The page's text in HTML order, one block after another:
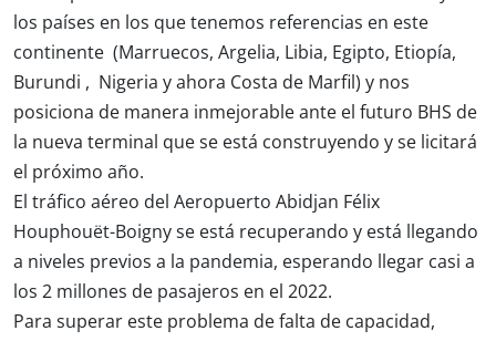
los países en los que tenemos referencias en este
continente (Marruecos, Argelia, Libia, Egipto, Etiopía,
Burundi , Nigeria y ahora Costa de Marfil) y nos
posiciona de manera inmejorable ante el futuro BHS de
la nueva terminal que se está construyendo y se licitará
el próximo año.
El tráfico aéreo del Aeropuerto Abidjan Félix
Houphouët-Boigny se está recuperando y está llegando
a niveles previos a la pandemia, esperando llegar casi a
los 2 millones de pasajeros en el 2022.
Para superar este problema de falta de capacidad,